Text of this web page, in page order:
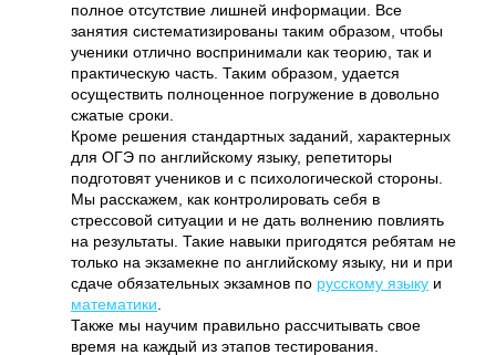
полное отсутствие лишней информации. Все
занятия систематизированы таким образом, чтобы
ученики отлично воспринимали как теорию, так и
практическую часть. Таким образом, удается
осуществить полноценное погружение в довольно
сжатые сроки.
Кроме решения стандартных заданий, характерных
для ОГЭ по английскому языку, репетиторы
подготовят учеников и с психологической стороны.
Мы расскажем, как контролировать себя в
стрессовой ситуации и не дать волнению повлиять
на результаты. Такие навыки пригодятся ребятам не
только на экзамекне по английскому языку, ни и при
сдаче обязательных экзамнов по русскому языку и
математики
Также мы научим правильно рассчитывать свое
время на каждый из этапов тестирования.